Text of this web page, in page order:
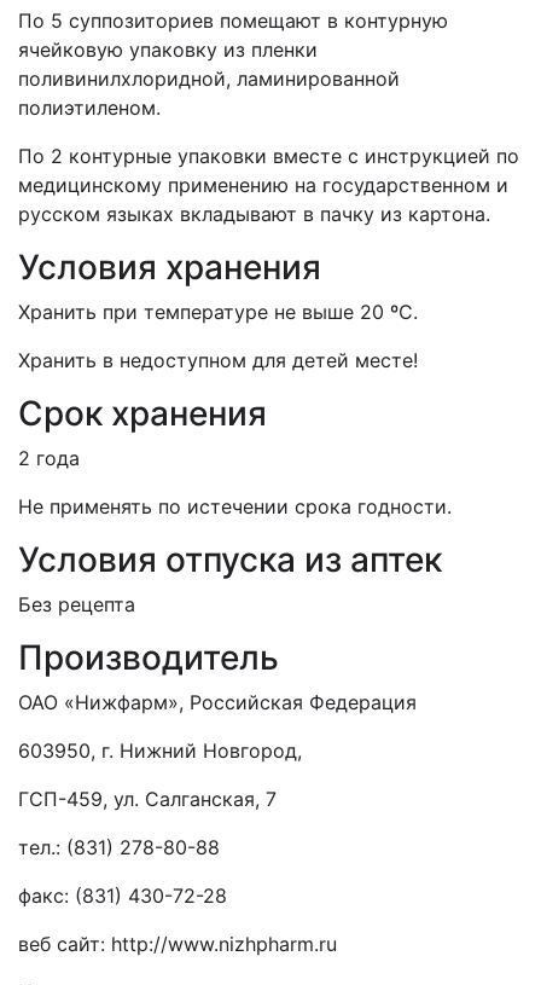
По 5 суппозиториев помещают в контурную
ячейковую упаковку из пленки
поливинилхлоридной, ламинированной
полиэтиленом.
По 2 контурные упаковки вместе с инструкцией по
медицинскому применению на государственном и
русском языках вкладывают в пачку из картона.
Условия хранения
Хранить при температуре не выше 20 ºС.
Хранить в недоступном для детей месте!
Срок хранения
2 года
Не применять по истечении срока годности.
Условия отпуска из аптек
Без рецепта
Производитель
ОАО «Нижфарм», Российская Федерация
603950, г. Нижний Новгород,
ГСП-459, ул. Салганская, 7
тел.: (831) 278-80-88
факс: (831) 430-72-28
веб сайт: http://www.nizhpharm.ru